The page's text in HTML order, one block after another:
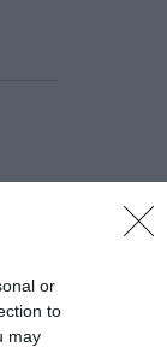
or
to
may